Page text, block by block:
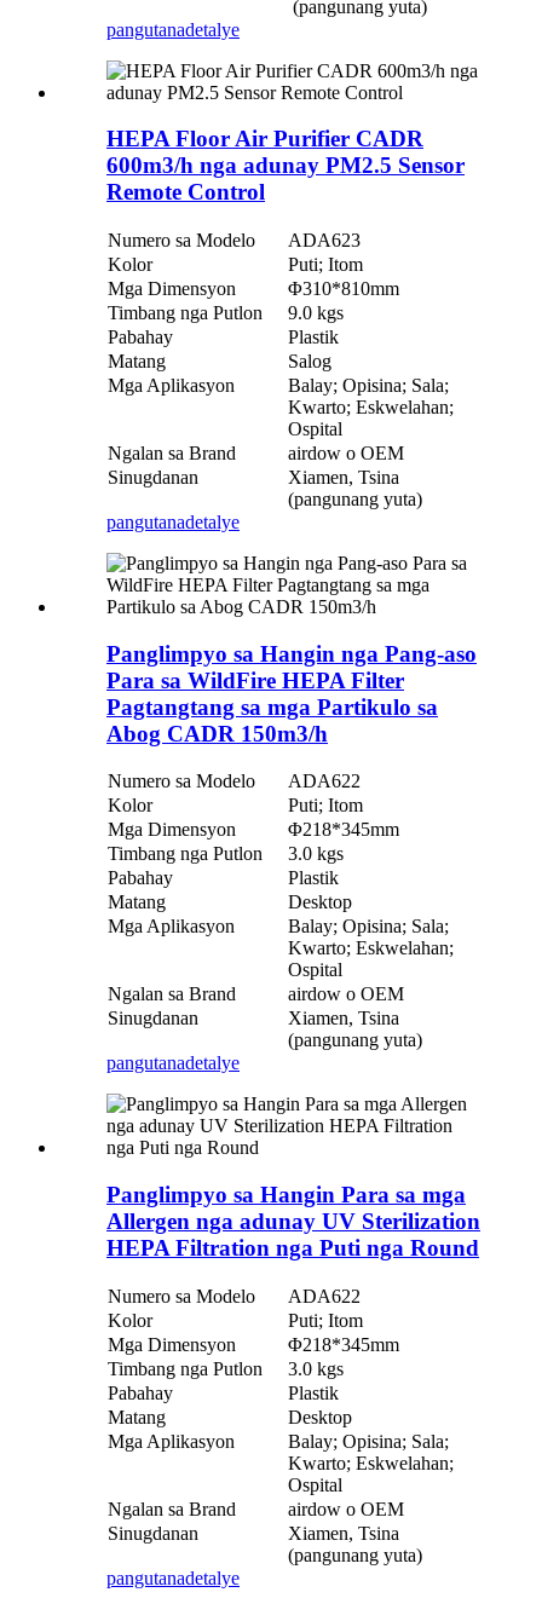
(pangunang yuta)
pangutanadetalye
HEPA Floor Air Purifier CADR
600m3/h nga adunay PM2.5 Sensor
Remote Control
Numero sa Modelo
ADA623
Kolor
Puti; Itom
Mga Dimensyon
Φ310*810mm
Timbang nga Putlon
9.0 kgs
Pabahay
Plastik
Matang
Salog
Mga Aplikasyon
Balay; Opisina; Sala;
Kwarto; Eskwelahan;
Ospital
Ngalan sa Brand
airdow o OEM
Sinugdanan
Xiamen, Tsina
(pangunang yuta)
pangutanadetalye
Panglimpyo sa Hangin nga Pang-aso
Para sa WildFire HEPA Filter
Pagtangtang sa mga Partikulo sa
Abog CADR 150m3/h
Numero sa Modelo
ADA622
Kolor
Puti; Itom
Mga Dimensyon
Φ218*345mm
Timbang nga Putlon
3.0 kgs
Pabahay
Plastik
Matang
Desktop
Mga Aplikasyon
Balay; Opisina; Sala;
Kwarto; Eskwelahan;
Ospital
Ngalan sa Brand
airdow o OEM
Sinugdanan
Xiamen, Tsina
(pangunang yuta)
pangutanadetalye
Panglimpyo sa Hangin Para sa mga
Allergen nga adunay UV Sterilization
HEPA Filtration nga Puti nga Round
Numero sa Modelo
ADA622
Kolor
Puti; Itom
Mga Dimensyon
Φ218*345mm
Timbang nga Putlon
3.0 kgs
Pabahay
Plastik
Matang
Desktop
Mga Aplikasyon
Balay; Opisina; Sala;
Kwarto; Eskwelahan;
Ospital
Ngalan sa Brand
airdow o OEM
Sinugdanan
Xiamen, Tsina
(pangunang yuta)
pangutanadetalye